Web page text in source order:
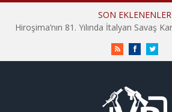
SON EKLENENLER
RSS FacebookTwitter